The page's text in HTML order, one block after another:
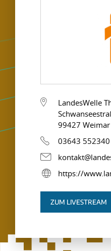
LandesWelle
99427 Weimar
03643 552340
https://
ZUM LIVESTREAM